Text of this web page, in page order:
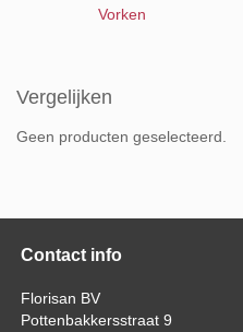
Vorken
Vergelijken
Geen producten geselecteerd.
Contact info
Florisan BV
Pottenbakkersstraat 9